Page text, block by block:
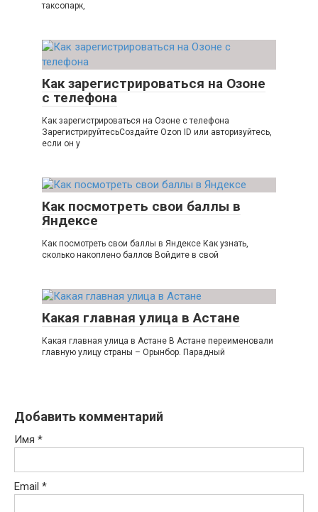
таксопарк,
Как зарегистрироваться на Озоне
с телефона
Как зарегистрироваться на Озоне с телефона
ЗарегистрируйтесьСоздайте Ozon ID или авторизуйтесь,
если он у
Как посмотреть свои баллы в
Яндексе
Как посмотреть свои баллы в Яндексе Как узнать,
сколько накоплено баллов Войдите в свой
Какая главная улица в Астане
Какая главная улица в Астане В Астане переименовали
главную улицу страны – Орынбор. Парадный
Добавить комментарий
Имя *
Email *